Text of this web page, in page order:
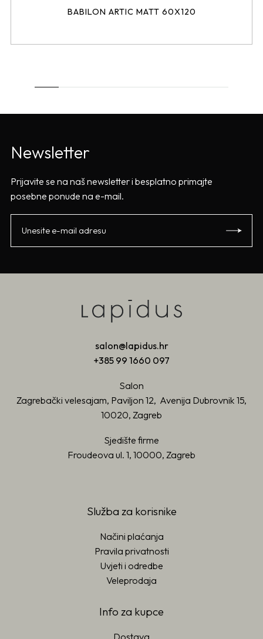
BABILON ARTIC MATT 60X120
Newsletter
Prijavite se na naš newsletter i besplatno primajte
posebne ponude na e-mail.
salon@lapidus.hr
+385 99 1660 097
Salon
Zagrebački velesajam, Paviljon 12, Avenija Dubrovnik 15,
10020, Zagreb
Sjedište firme
Froudeova ul. 1, 10000, Zagreb
Služba za korisnike
Načini plaćanja
Pravila privatnosti
Uvjeti i odredbe
Veleprodaja
Info za kupce
Dostava